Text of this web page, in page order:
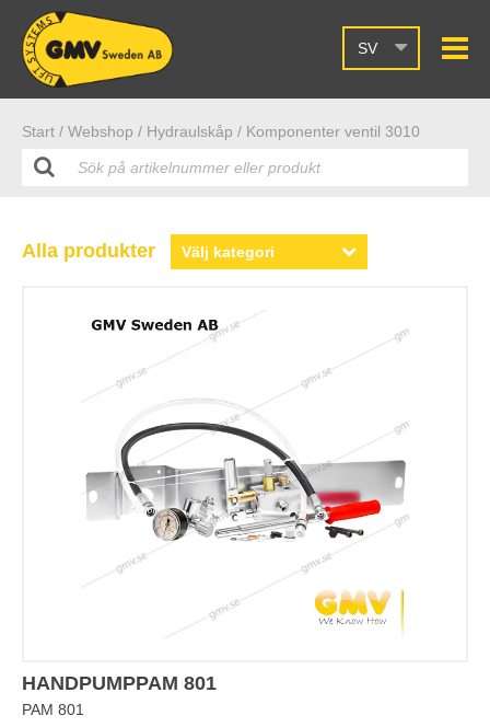
SV
Start / Webshop / Hydraulskåp / Komponenter ventil 3010
Alla produkter
HANDPUMPPAM 801
PAM 801